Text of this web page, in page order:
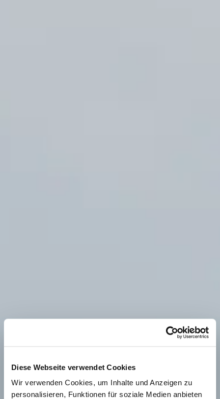
Diese Webseite verwendet Cookies
Wir verwenden Cookies, um Inhalte und Anzeigen zu
personalisieren, Funktionen für soziale Medien anbieten